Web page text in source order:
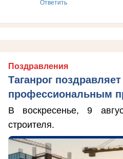
Ответить
Поздравления
Таганрог
профессиональным
В воскресенье, 9
строителя.